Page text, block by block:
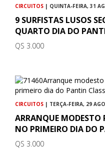
CIRCUITOS | QUINTA-FEIRA, 31
9 SURFISTAS LUSOS
QUARTO DIA DO
QS 3.000
CIRCUITOS | TERÇA-FEIRA, 29
ARRANQUE
NO PRIMEIRO DIA DO
QS 3.000